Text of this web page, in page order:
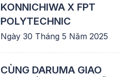
KONNICHIWA X FPT
POLYTECHNIC
Ngày 30 Tháng 5 Năm 2025
CÙNG DARUMA GIAO